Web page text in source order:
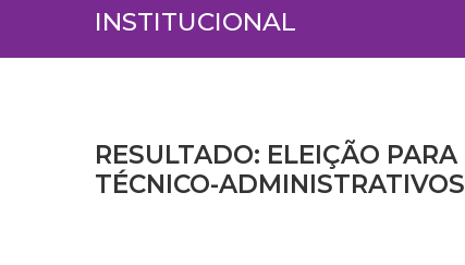
INSTITUCIONAL
RESULTADO: ELEIÇÃO
TÉCNICO-